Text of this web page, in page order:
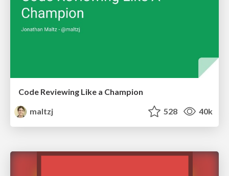
Code Reviewing Like a Champion
maltzj
528 40k